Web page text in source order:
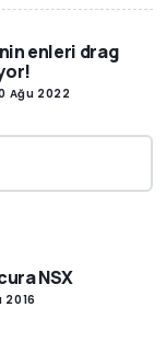
enleri drag
Ağu 2022
NSX
2016